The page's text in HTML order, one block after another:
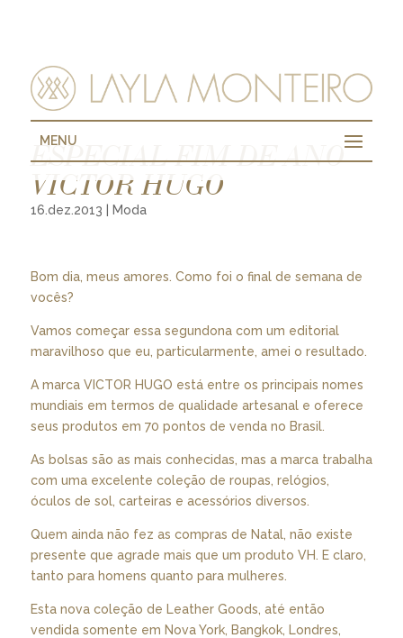
MENU
ESPECIAL FIM DE ANO
VICTOR HUGO
16.dez.2013 Moda
Bom dia, meus amores. Como foi o final de semana de
vocês?
Vamos começar essa segundona com um editorial
maravilhoso que eu, particularmente, amei o resultado.
A marca VICTOR HUGO está entre os principais nomes
mundiais em termos de qualidade artesanal e oferece
seus produtos em 70 pontos de venda no Brasil.
As bolsas são as mais conhecidas, mas a marca trabalha
com uma excelente coleção de roupas, relógios,
óculos de sol, carteiras e acessórios diversos.
Quem ainda não fez as compras de Natal, não existe
presente que agrade mais que um produto VH. E claro,
tanto para homens quanto para mulheres.
Esta nova coleção de Leather Goods, até então
vendida somente em Nova York, Bangkok, Londres,